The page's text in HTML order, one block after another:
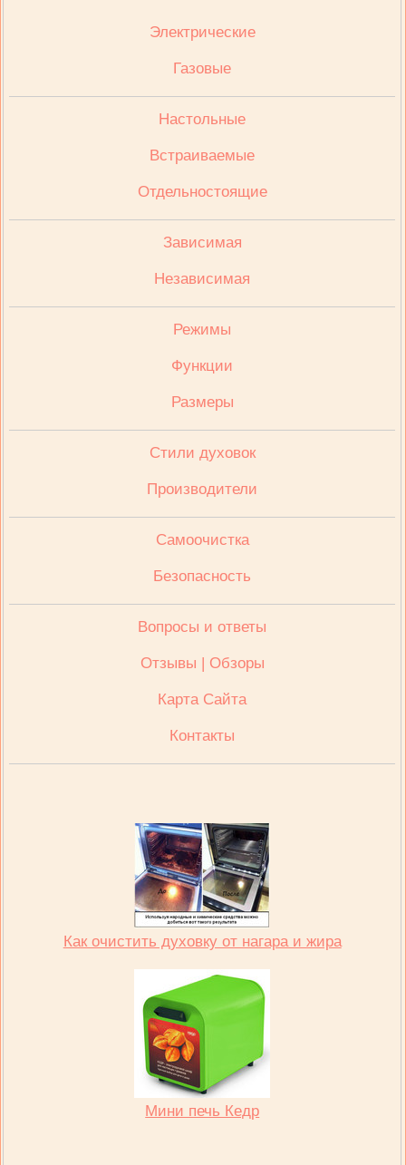
Электрические
Газовые
Настольные
Встраиваемые
Отдельностоящие
Зависимая
Независимая
Режимы
Функции
Размеры
Стили духовок
Производители
Cамоочистка
Безопасность
Вопросы и ответы
Отзывы | Обзоры
Карта Сайта
Контакты
Как очистить духовку от нагара и жира
Мини печь Кедр